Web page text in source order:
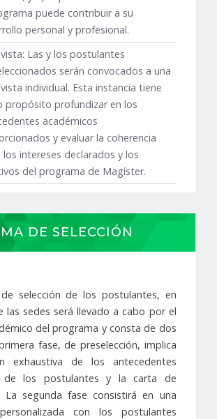
puede contribuir a su
personal y profesional.
Las y los postulantes
serán convocados a una
individual. Esta instancia tiene
propósito profundizar en los
académicos
y evaluar la coherencia
los intereses declarados y los
del programa de Magíster.
DE SELECCIÓN
selección de los postulantes, en
las sedes será llevado a cabo por el
del programa y consta de dos
fase, de preselección, implica
exhaustiva de los antecedentes
de los postulantes y la carta de
La segunda fase consistirá en una
con los postulantes